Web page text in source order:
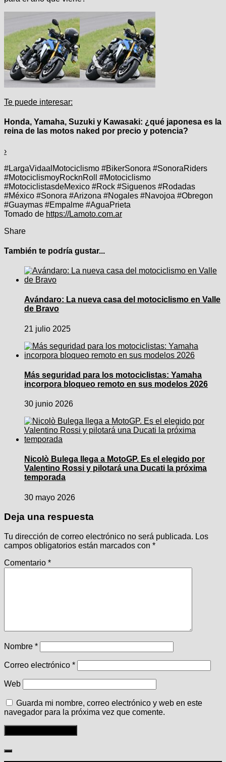
Te puede interesar:
Honda, Yamaha, Suzuki y Kawasaki: ¿qué japonesa es la
reina de las motos naked por precio y potencia?
›
#LargaVidaalMotociclismo #BikerSonora #SonoraRiders
#MotociclismoyRocknRoll #Motociclismo
#MotociclistasdeMexico #Rock #Siguenos #Rodadas
#México #Sonora #Arizona #Nogales #Navojoa #Obregon
#Guaymas #Empalme #AguaPrieta
Tomado de https://Lamoto.com.ar
Share
También te podría gustar...
Avándaro: La nueva casa del motociclismo en Valle
de Bravo
21 julio 2025
Más seguridad para los motociclistas: Yamaha
incorpora bloqueo remoto en sus modelos 2026
30 junio 2026
Nicolò Bulega llega a MotoGP. Es el elegido por
Valentino Rossi y pilotará una Ducati la próxima
temporada
30 mayo 2026
Deja una respuesta
Tu dirección de correo electrónico no será publicada. Los
campos obligatorios están marcados con *
Comentario *
Nombre *
Correo electrónico *
Web
Guarda mi nombre, correo electrónico y web en este
navegador para la próxima vez que comente.